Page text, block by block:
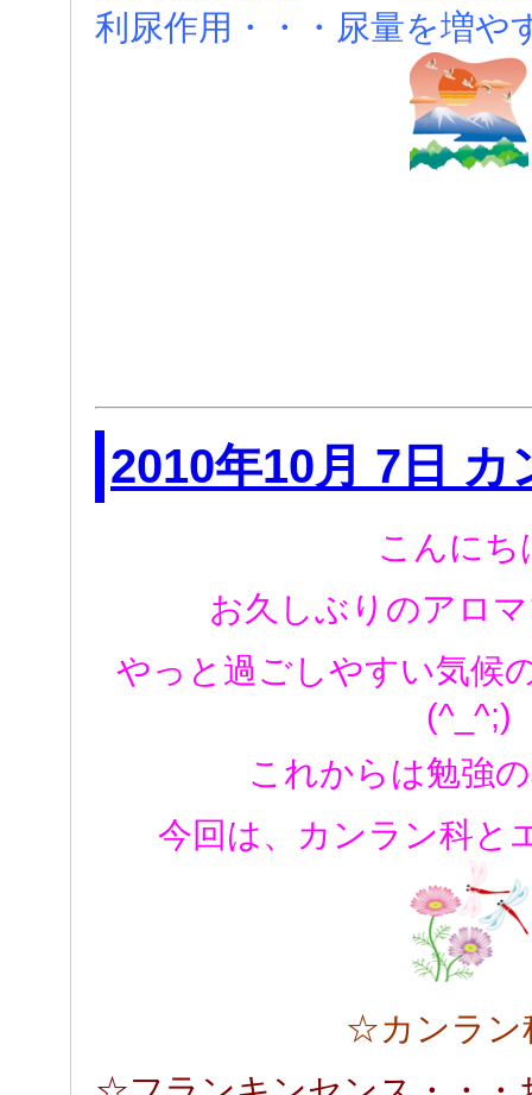
利尿作用・・・尿量を増や
2010年10月 7日
こんにち
お久しぶりのアロ
やっと過ごしやすい気候
(^_^;)
これからは勉強
今回は、カンラン科と
☆カンラ